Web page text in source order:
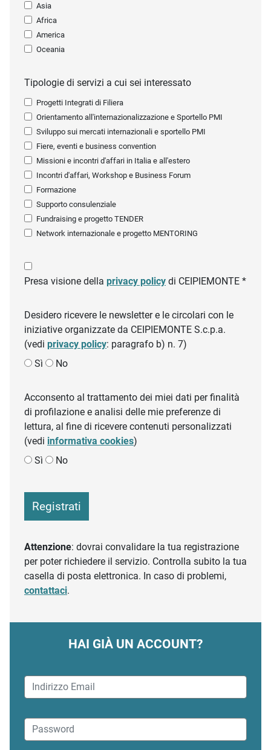
Asia
Africa
America
Oceania
Tipologie di servizi a cui sei interessato
Progetti Integrati di Filiera
Orientamento all'internazionalizzazione e Sportello PMI
Sviluppo sui mercati internazionali e sportello PMI
Fiere, eventi e business convention
Missioni e incontri d'affari in Italia e all'estero
Incontri d'affari, Workshop e Business Forum
Formazione
Supporto consulenziale
Fundraising e progetto TENDER
Network internazionale e progetto MENTORING
Presa visione della privacy policy di CEIPIEMONTE *
Desidero ricevere le newsletter e le circolari con le
iniziative organizzate da CEIPIEMONTE S.c.p.a.
(vedi privacy policy: paragrafo b) n. 7)
Sì
No
Acconsento al trattamento dei miei dati per finalità
di profilazione e analisi delle mie preferenze di
lettura, al fine di ricevere contenuti personalizzati
(vedi informativa cookies)
Sì
No
Registrati
Attenzione: dovrai convalidare la tua registrazione
per poter richiedere il servizio. Controlla subito la tua
casella di posta elettronica. In caso di problemi,
contattaci.
HAI GIÀ UN ACCOUNT?